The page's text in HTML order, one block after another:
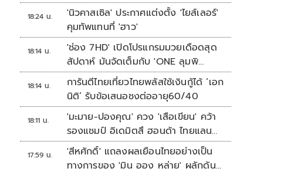
18:24 น.
'นิวคาสเซิล' ประกาศแต่งตั้ง 'ไยส์เลอร์'
คุมทัพแทนที่ 'ฮาว'
18:14 น.
'ช่อง 7HD' เปิดโปรแกรมมวยเดือดสุด
สัปดาห์ มันจัดเต็มกับ 'ONE ลุมพิ
นี 165-มวยไทย 7 สี'
18:14 น.
การันตีไทยเที่ยวไทยพลัสใช้เงินกู้ได้ ‘เอก
นิติ’ รับข้อเสนอชงต่ออายุ60/40
18:11 น.
'มะมาย-ปองคุณ' ควง 'เสือเขียน' คว้า
รองแชมป์ อิเดมิตสึ ฮอนด้า ไทยแลนด์
ทาเลนต์ คัพ สนาม 3
17:59 น.
'สีหศักดิ์' แถลงผลเยือนไทยอย่างเป็น
ทางการของ 'มิน ออง หล่าย' ผลักดัน